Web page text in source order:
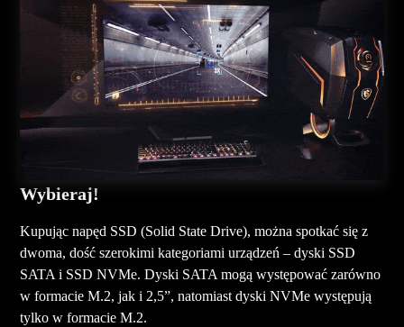
Wybieraj!
Kupując napęd SSD (Solid State Drive), można spotkać się z
dwoma, dość szerokimi kategoriami urządzeń – dyski SSD
SATA i SSD NVMe. Dyski SATA mogą występować zarówno
w formacie M.2, jak i 2,5”, natomiast dyski NVMe występują
tylko w formacie M.2.